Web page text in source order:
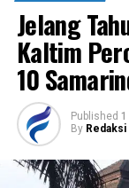
Jelang
Kaltim
10
Published 1
By Redaksi